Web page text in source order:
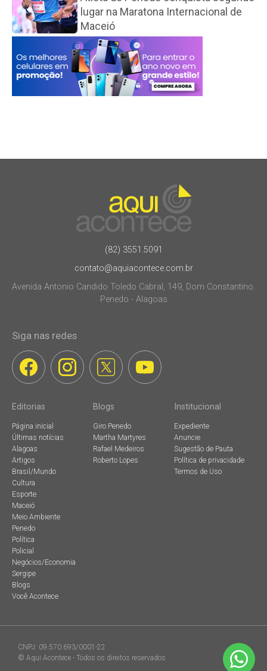
lugar na Maratona Internacional de
Maceió
(82) 3551.5091
contato@aquiacontece.com.br
Avenida Antonio Candido Toledo Cabral, 149, Dom Constantino.
Penedo - Alagoas
Siga nas redes
Editorias
Página inicial
Últimas notícias
Alagoas
Artigos
Brasil/Mundo
Cultura
Esporte
Maceió
Meio Ambiente
Penedo
Política
Policial
Negócios/Economia
Sergipe
Blogs
Você Acontece
Blogs
Giro Penedo
Martha Martyres
Rafael Medeiros
Roberto Lopes
Institucional
Expediente
Anuncie
Sugestão de Pauta
Política de privacidade
Termos de Uso
CNPJ: 09.570.693/0001-22
© Aqui Acontece - Todos os direitos reservados